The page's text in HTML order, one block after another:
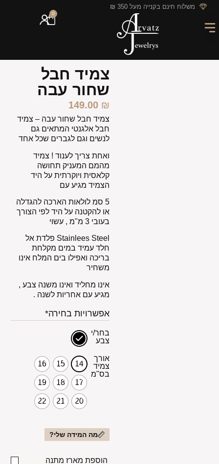
לתוכן משלוח חינם בקנייה מעל 350 ₪
0
צמיד חבל
שחור עבה
149.00 ₪
צמיד חבל שחור עבה – צמיד
חבל אלגנטי המתאים גם
לנשים וגם לגברים שכל אחד
ואחת צריך לענוד ! צמיד
מהמם המעניק תחושה
קלאסית ויוקרתית על היד
הצמיד מגיע עם
5 סמ לולאות הארכה להגדלה
או להקטנה על היד לפי הצורך
בעובי 3 מ"מ , עשוי
Stainlees Steel פלדת אל
חלד עמיד במים מקלחת
בריכה ואפילו בים המלח אינו
משחיר
אינו מחליד ואינו משנה צבע ,
מגיע עם אחריות לשנה .
אפשרויות בחירה*
בחר/י
צבע
אורך
צמיד
בס"מ
14
15
16
17
18
19
20
21
22
מה המידה שלי?
הוספת מארז מתנה